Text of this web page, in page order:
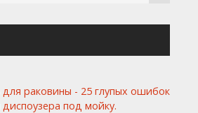
раковины - 25 глупых ошибок
под мойку.